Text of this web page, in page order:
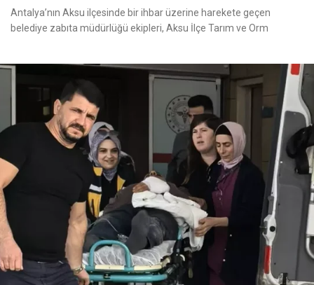
Antalya’nın Aksu ilçesinde bir ihbar üzerine harekete geçen
belediye zabıta müdürlüğü ekipleri, Aksu İlçe Tarım ve Orm